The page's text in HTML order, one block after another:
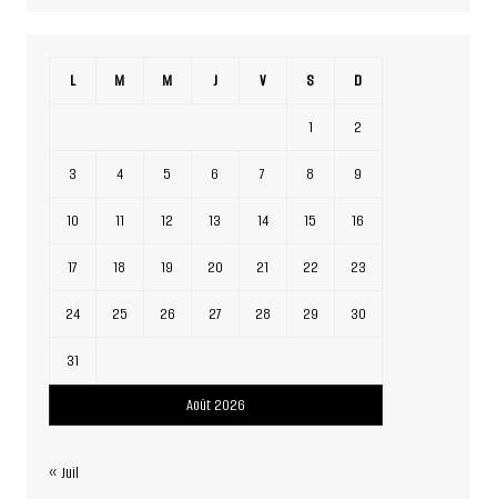
Août 2026
L M M J V S D
1 2
3 4 5 6 7 8 9
10 11 12 13 14 15 16
17 18 19 20 21 22 23
24 25 26 27 28 29 30
31
« Juil